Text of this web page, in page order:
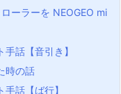
ーラーを NEOGEO mi
話【音引き】
時の話
話【ば行】